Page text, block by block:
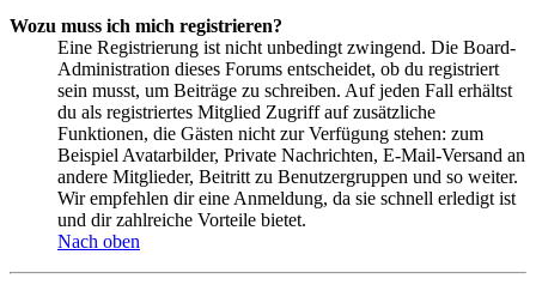
Wozu muss ich mich registrieren?
Eine Registrierung ist nicht unbedingt zwingend. Die Board-
Administration dieses Forums entscheidet, ob du registriert
sein musst, um Beiträge zu schreiben. Auf jeden Fall erhältst
du als registriertes Mitglied Zugriff auf zusätzliche
Funktionen, die Gästen nicht zur Verfügung stehen: zum
Beispiel Avatarbilder, Private Nachrichten, E-Mail-Versand an
andere Mitglieder, Beitritt zu Benutzergruppen und so weiter.
Wir empfehlen dir eine Anmeldung, da sie schnell erledigt ist
und dir zahlreiche Vorteile bietet.
Nach oben